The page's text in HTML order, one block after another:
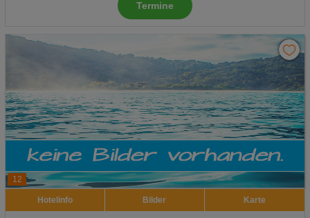
Erweiterte Einstellungen
Termine
12
Hotelinfo Bilder Karte